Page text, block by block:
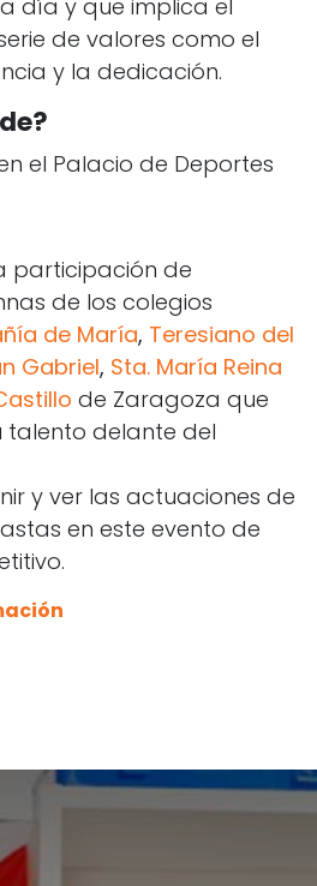
día y que implica el
de valores como el
y la dedicación.
el Palacio de Deportes
participación de
de los colegios
de María, Teresiano del
Gabriel, Sta. María Reina
de Zaragoza que
delante del
y ver las actuaciones de
en este evento de